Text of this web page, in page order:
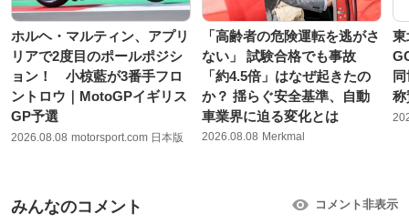
ホルヘ・マルティン、アプリ
リアで2度目のポールポジシ
ョン！ 小椋藍が3番手フロ
ントロウ｜MotoGPイギリス
GP予選
2026.08.08 motorsport.com 日本版
「高齢者の危険運転を逃がさ
ない」 試験合格でも事故
「約4.5倍」はなぜ起きたの
か？ 揺らぐ安全基準、自動
車業界に迫る変化とは
2026.08.08 Merkmal
称
みんなのコメント コメント非表示